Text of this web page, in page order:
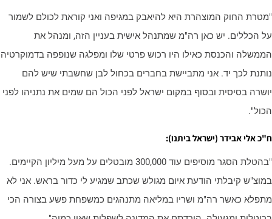
החוק המוצהרת היא להיאבק במגיפה ואני קוראת לכולם לשמור
הכללים. יש כאן רה"מ שמתנהל אישית בעניין הזה, ומנהל את
והכנסת כאילו היו רכוש פרטי שלו ומפלגה שנופפה בדמוקרטיה
לכך יד. אני מתביישת בחברים בכחול לבן שחשבתי שיש להם
בסיסית ובסוף במקום ישראל לפני הכול הם שמים את נתניהו לפני
אלי אבידר (ישראל ביתנו):
"בהטלת הסגר מוסיפים עוד 300,000 מובטלים על מעל מיליון הקיימים.
קיבלתי הודעת איום מגולש שכתב שמגיע לי כדור בראש. אני לא
כאשר רה"מ ושריו במליאה מתנהגים כמשפחת פשע בצורה הכי